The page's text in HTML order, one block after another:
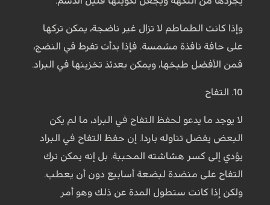
وإذا كانت الطماطم لا تزال غير ناضجة، يمكن تركها
على حافة نافذة مشمسة. فإذا بدأت تفرط في النضج،
فمن الأفضل طبخها، ويمكن بعدئذ تخزينها في البراد.
10. التفاح
لا يوجد ما يدعو لحفظ التفاح في البراد، ما لم يكن
البعض يفضل تناوله باردا. إن حفظ التفاح في البراد
يؤدي إلى كسر هشاشته المحببة. بل إنه يمكن ترك
التفاح على منضدة لبضعة أسابيع دون أن يعطب.
ولكن إذا كانت ستطول المدة عن ذلك وهو أمر